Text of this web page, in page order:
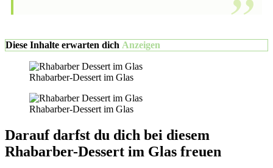
Diese Inhalte erwarten dich Anzeigen
Rhabarber-Dessert im Glas
Rhabarber-Dessert im Glas
Darauf darfst du dich bei diesem
Rhabarber-Dessert im Glas freuen